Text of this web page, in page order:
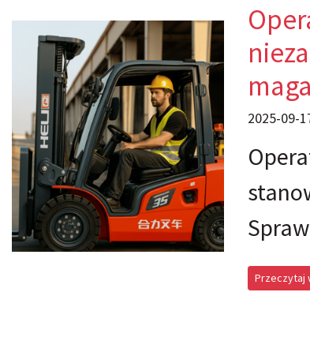
2025-09-
Przeczytaj